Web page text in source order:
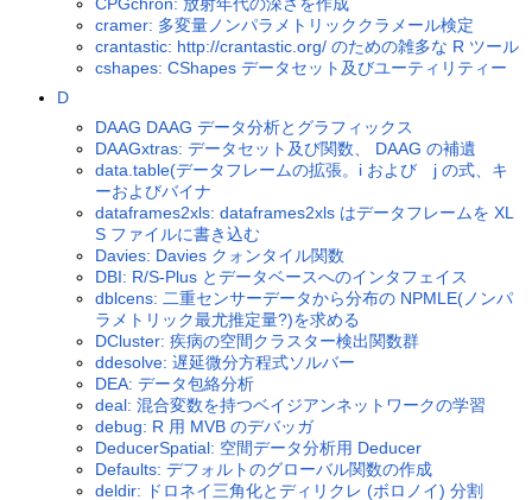
cramer: 多変量ノンパラメトリッククラメール検定
crantastic: http://crantastic.org/ のための雑多な R ツール
cshapes: CShapes データセット及びユーティリティー
D
DAAG DAAG データ分析とグラフィックス
DAAGxtras: データセット及び関数、 DAAG の補遺
data.table(データフレームの拡張。i および j の式、キ
ーおよびバイナ
dataframes2xls: dataframes2xls はデータフレームを XL
S ファイルに書き込む
Davies: Davies クォンタイル関数
DBI: R/S-Plus とデータベースへのインタフェイス
dblcens: 二重センサーデータから分布の NPMLE(ノンパ
ラメトリック最尤推定量?)を求める
DCluster: 疾病の空間クラスター検出関数群
ddesolve: 遅延微分方程式ソルバー
DEA: データ包絡分析
deal: 混合変数を持つベイジアンネットワークの学習
debug: R 用 MVB のデバッガ
DeducerSpatial: 空間データ分析用 Deducer
Defaults: デフォルトのグローバル関数の作成
deldir: ドロネイ三角化とディリクレ (ボロノイ) 分割